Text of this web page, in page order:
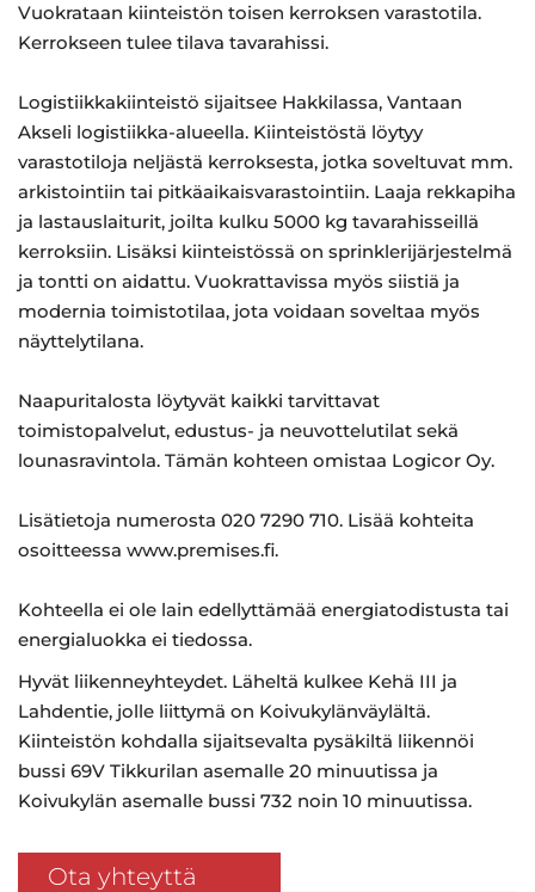
Vuokrataan kiinteistön toisen kerroksen varastotila.
Kerrokseen tulee tilava tavarahissi.
Logistiikkakiinteistö sijaitsee Hakkilassa, Vantaan
Akseli logistiikka-alueella. Kiinteistöstä löytyy
varastotiloja neljästä kerroksesta, jotka soveltuvat mm.
arkistointiin tai pitkäaikaisvarastointiin. Laaja rekkapiha
ja lastauslaiturit, joilta kulku 5000 kg tavarahisseillä
kerroksiin. Lisäksi kiinteistössä on sprinklerijärjestelmä
ja tontti on aidattu. Vuokrattavissa myös siistiä ja
modernia toimistotilaa, jota voidaan soveltaa myös
näyttelytilana.
Naapuritalosta löytyvät kaikki tarvittavat
toimistopalvelut, edustus- ja neuvottelutilat sekä
lounasravintola. Tämän kohteen omistaa Logicor Oy.
Lisätietoja numerosta 020 7290 710. Lisää kohteita
osoitteessa www.premises.fi.
Kohteella ei ole lain edellyttämää energiatodistusta tai
energialuokka ei tiedossa.
Hyvät liikenneyhteydet. Läheltä kulkee Kehä III ja
Lahdentie, jolle liittymä on Koivukylänväylältä.
Kiinteistön kohdalla sijaitsevalta pysäkiltä liikennöi
bussi 69V Tikkurilan asemalle 20 minuutissa ja
Koivukylän asemalle bussi 732 noin 10 minuutissa.
Ota yhteyttä